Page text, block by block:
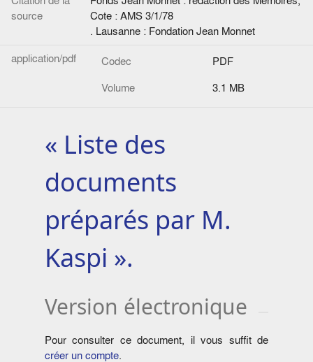
source
Cote : AMS 3/1/78
. Lausanne : Fondation Jean Monnet
application/pdf
Codec
PDF
Volume
3.1 MB
« Liste des
documents
préparés par M.
Kaspi ».
Version électronique
Pour consulter ce document, il vous suffit de
créer un compte.